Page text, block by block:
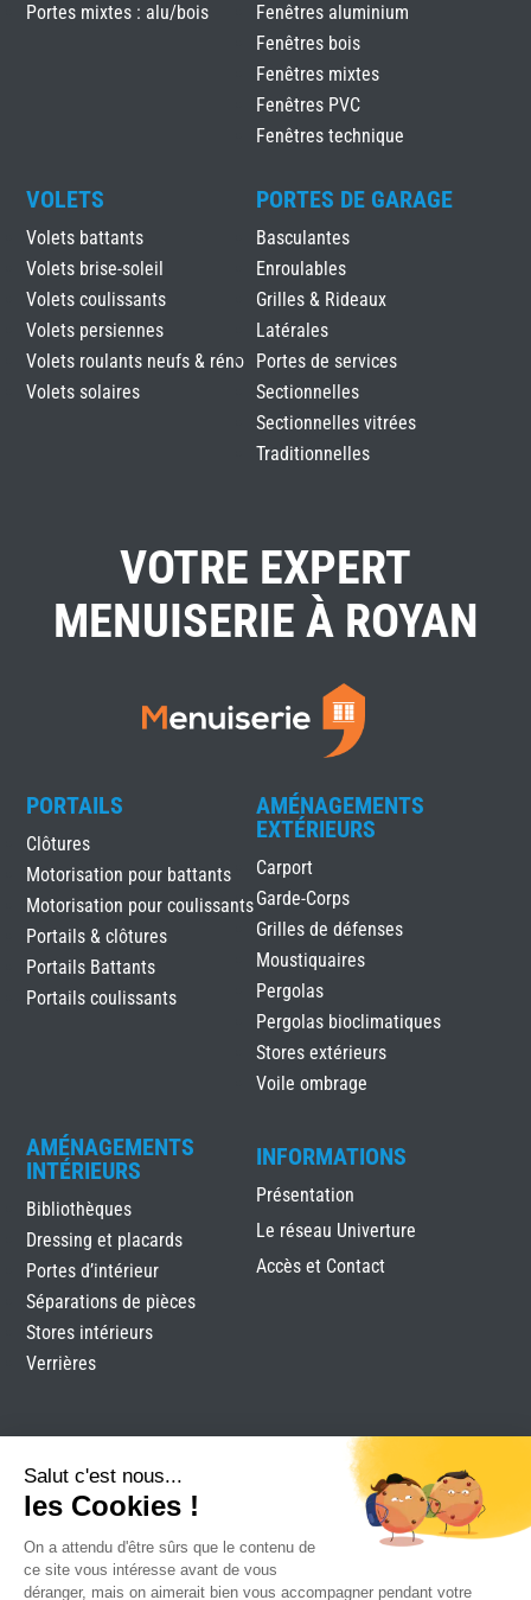
Portes mixtes : alu/bois
Fenêtres aluminium
Fenêtres bois
Fenêtres mixtes
Fenêtres PVC
Fenêtres technique
VOLETS
Volets battants
Volets brise-soleil
Volets coulissants
Volets persiennes
Volets roulants neufs & réno
Volets solaires
PORTES DE GARAGE
Basculantes
Enroulables
Grilles & Rideaux
Latérales
Portes de services
Sectionnelles
Sectionnelles vitrées
Traditionnelles
VOTRE EXPERT
MENUISERIE À ROYAN
PORTAILS
Clôtures
Motorisation pour battants
Motorisation pour coulissants
Portails & clôtures
Portails Battants
Portails coulissants
AMÉNAGEMENTS
EXTÉRIEURS
Carport
Garde-Corps
Grilles de défenses
Moustiquaires
Pergolas
Pergolas bioclimatiques
Stores extérieurs
Voile ombrage
AMÉNAGEMENTS
INTÉRIEURS
Bibliothèques
Dressing et placards
Portes d’intérieur
Séparations de pièces
Stores intérieurs
Verrières
INFORMATIONS
Présentation
Le réseau Univerture
Accès et Contact
Labels Menuiserie Royan|Mentions légales
site|Réalisation Attraptemps
Salut c'est nous...
les Cookies !
On a attendu d'être sûrs que le contenu de
ce site vous intéresse avant de vous
déranger, mais on aimerait bien vous accompagner pendant votre